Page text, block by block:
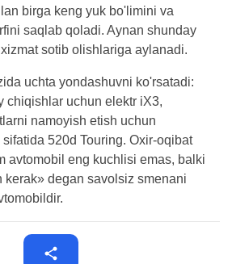
birga keng yuk bo'limini va
saqlab qoladi. Aynan shunday
sotib olishlariga aylanadi.
uchta yondashuvni ko'rsatadi:
chiqishlar uchun elektr iX3,
namoyish etish uchun
520d Touring. Oxir-oqibat
avtomobil eng kuchlisi emas, balki
kerak» degan savolsiz smenani